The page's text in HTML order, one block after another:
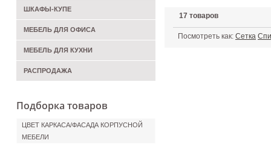
17 товаров
Посмотреть как: Сетка
ШКАФЫ-КУПЕ
МЕБЕЛЬ ДЛЯ ОФИСА
МЕБЕЛЬ ДЛЯ КУХНИ
РАСПРОДАЖА
Подборка товаров
ЦВЕТ КАРКАСА/ФАСАДА КОРПУСНОЙ
МЕБЕЛИ